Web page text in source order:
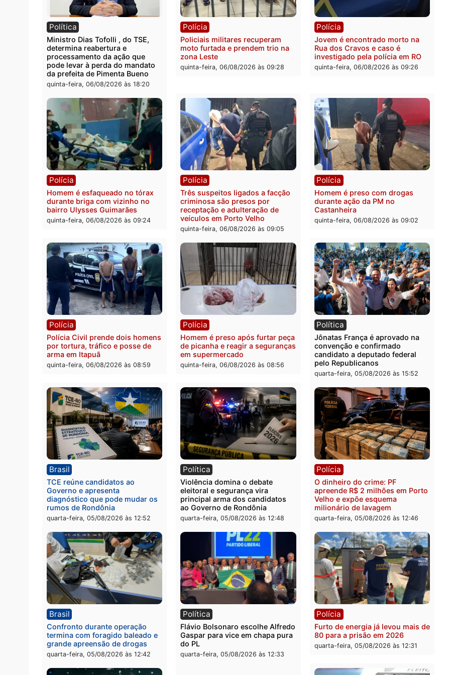
Você também vai querer ler...
Política
Ministro Dias Tofolli , do TSE,
determina reabertura e
processamento da ação que
pode levar à perda do mandato
da prefeita de Pimenta Bueno
quinta-feira, 06/08/2026 às 18:20
Polícia
Policiais militares recuperam
moto furtada e prendem trio na
zona Leste
quinta-feira, 06/08/2026 às 09:28
Polícia
Jovem é encontrado
investigado pela polícia
quinta-feira, 06/08/2026 às
Polícia
Homem é esfaqueado no tórax
durante briga com vizinho no
bairro Ulysses Guimarães
quinta-feira, 06/08/2026 às 09:24
Polícia
Três suspeitos ligados a facção
criminosa são presos por
receptação e adulteração de
veículos em Porto Velho
Homem é preso com
durante ação da PM no
Castanheira
quinta-feira, 06/08/2026 às
Polícia
Polícia Civil prende dois homens
por tortura, tráfico e posse de
arma em Itapuã
quinta-feira, 06/08/2026 às 08:59
Polícia
Homem é preso após furtar peça
de picanha e reagir a seguranças
em supermercado
quinta-feira, 06/08/2026 às 08:56
Política
Jônatas França é
convenção e confirmado
candidato a deputado
quarta-feira, 05/08/2026 às
Brasil
TCE reúne candidatos ao
Governo e apresenta
Violência domina o debate
Polícia
apreende R$ 2 milhões